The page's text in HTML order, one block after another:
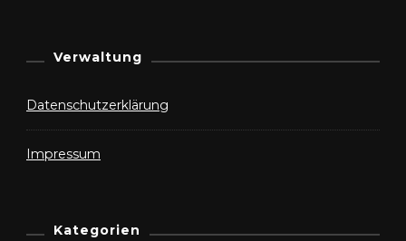
Verwaltung
Datenschutzerklärung
Impressum
Kategorien